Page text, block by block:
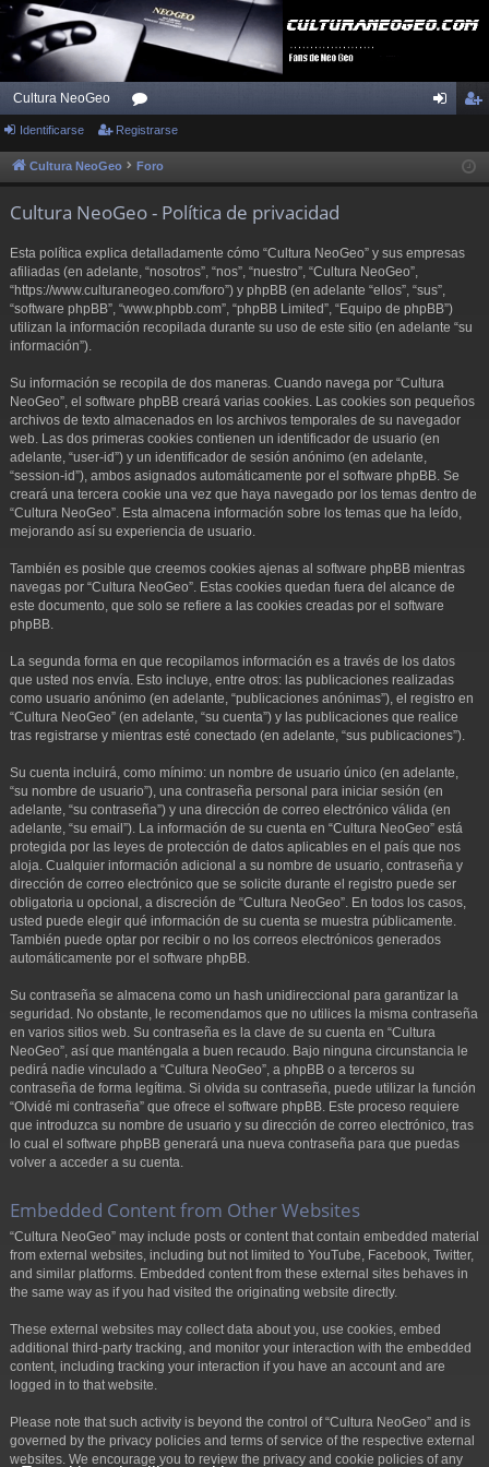
Cultura NeoGeo
or
os
se
ist
Identificarse Registrarse
Cultura NeoGeo Foro
Cultura NeoGeo - Política de privacidad
Esta política explica detalladamente cómo “Cultura NeoGeo” y sus empresas
afiliadas (en adelante, “nosotros”, “nos”, “nuestro”, “Cultura NeoGeo”,
“https://www.culturaneogeo.com/foro”) y phpBB (en adelante “ellos”, “sus”,
“software phpBB”, “www.phpbb.com”, “phpBB Limited”, “Equipo de phpBB”)
utilizan la información recopilada durante su uso de este sitio (en adelante “su
información”).
Su información se recopila de dos maneras. Cuando navega por “Cultura
NeoGeo”, el software phpBB creará varias cookies. Las cookies son pequeños
archivos de texto almacenados en los archivos temporales de su navegador
web. Las dos primeras cookies contienen un identificador de usuario (en
adelante, “user-id”) y un identificador de sesión anónimo (en adelante,
“session-id”), ambos asignados automáticamente por el software phpBB. Se
creará una tercera cookie una vez que haya navegado por los temas dentro de
“Cultura NeoGeo”. Esta almacena información sobre los temas que ha leído,
mejorando así su experiencia de usuario.
También es posible que creemos cookies ajenas al software phpBB mientras
navegas por “Cultura NeoGeo”. Estas cookies quedan fuera del alcance de
este documento, que solo se refiere a las cookies creadas por el software
phpBB.
La segunda forma en que recopilamos información es a través de los datos
que usted nos envía. Esto incluye, entre otros: las publicaciones realizadas
como usuario anónimo (en adelante, “publicaciones anónimas”), el registro en
“Cultura NeoGeo” (en adelante, “su cuenta”) y las publicaciones que realice
tras registrarse y mientras esté conectado (en adelante, “sus publicaciones”).
Su cuenta incluirá, como mínimo: un nombre de usuario único (en adelante,
“su nombre de usuario”), una contraseña personal para iniciar sesión (en
adelante, “su contraseña”) y una dirección de correo electrónico válida (en
adelante, “su email”). La información de su cuenta en “Cultura NeoGeo” está
protegida por las leyes de protección de datos aplicables en el país que nos
aloja. Cualquier información adicional a su nombre de usuario, contraseña y
dirección de correo electrónico que se solicite durante el registro puede ser
obligatoria u opcional, a discreción de “Cultura NeoGeo”. En todos los casos,
usted puede elegir qué información de su cuenta se muestra públicamente.
También puede optar por recibir o no los correos electrónicos generados
automáticamente por el software phpBB.
Su contraseña se almacena como un hash unidireccional para garantizar la
seguridad. No obstante, le recomendamos que no utilices la misma contraseña
en varios sitios web. Su contraseña es la clave de su cuenta en “Cultura
NeoGeo”, así que manténgala a buen recaudo. Bajo ninguna circunstancia le
pedirá nadie vinculado a “Cultura NeoGeo”, a phpBB o a terceros su
contraseña de forma legítima. Si olvida su contraseña, puede utilizar la función
“Olvidé mi contraseña” que ofrece el software phpBB. Este proceso requiere
que introduzca su nombre de usuario y su dirección de correo electrónico, tras
lo cual el software phpBB generará una nueva contraseña para que puedas
volver a acceder a su cuenta.
Embedded Content from Other Websites
“Cultura NeoGeo” may include posts or content that contain embedded material
from external websites, including but not limited to YouTube, Facebook, Twitter,
and similar platforms. Embedded content from these external sites behaves in
the same way as if you had visited the originating website directly.
These external websites may collect data about you, use cookies, embed
additional third-party tracking, and monitor your interaction with the embedded
content, including tracking your interaction if you have an account and are
logged in to that website.
Please note that such activity is beyond the control of “Cultura NeoGeo” and is
governed by the privacy policies and terms of service of the respective external
websites. We encourage you to review the privacy and cookie policies of any